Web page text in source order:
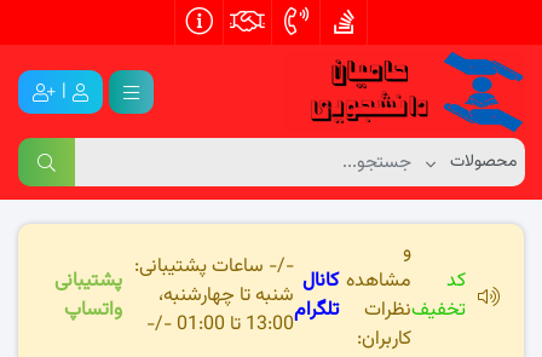
|
کد
تخفیف
و
مشاهده
نظرات
کاربران:
کانال
تلگرام
-/- ساعات پشتیبانی:
شنبه تا چهارشنبه،
13:00 تا 01:00 -/-
پشتیبانی
واتساپ